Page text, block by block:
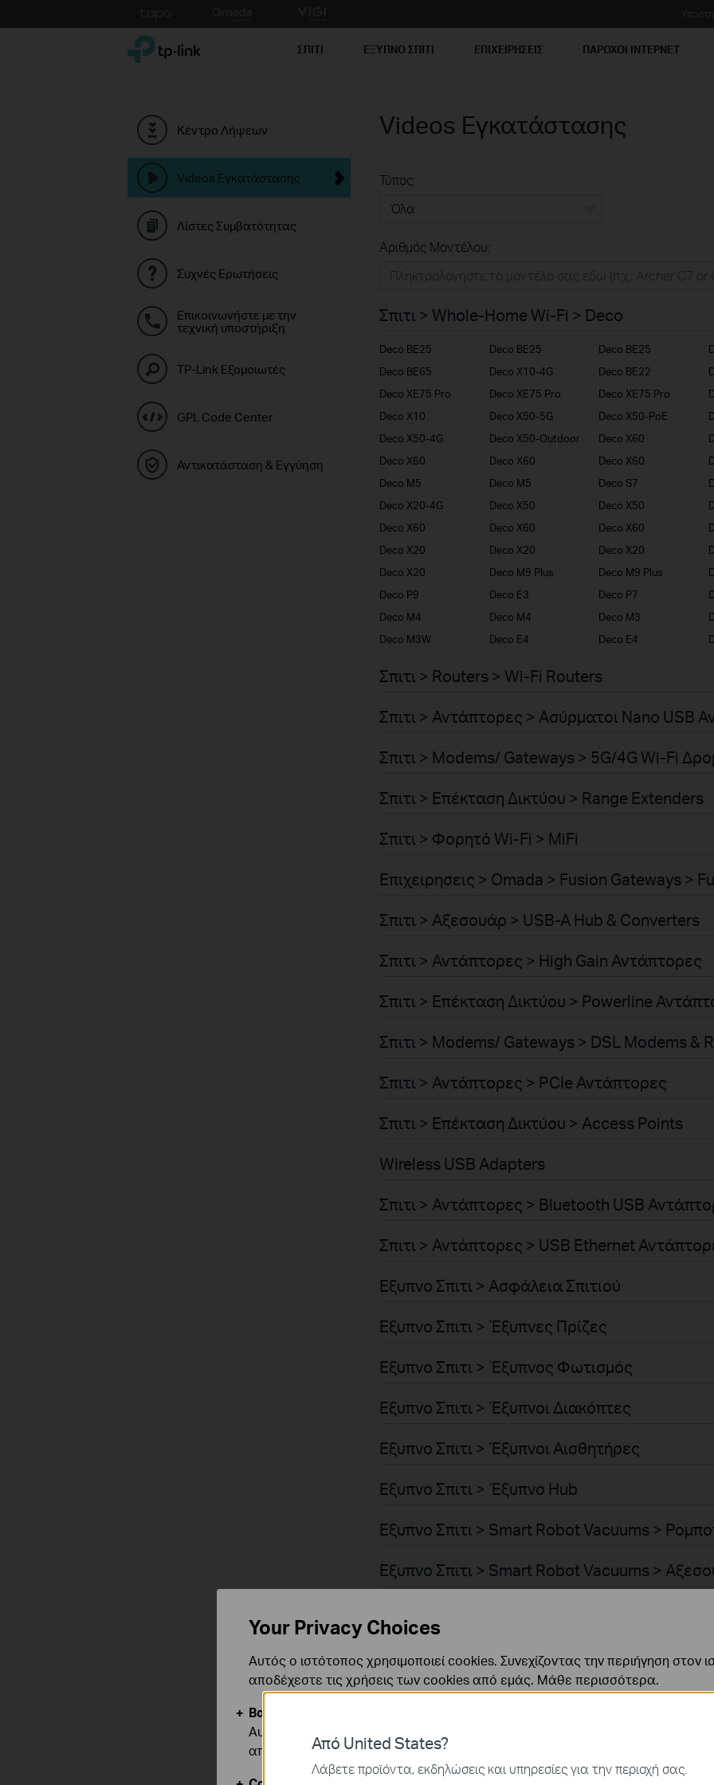
to
TP-Link, Reliably Smart ΣΠΙΤΙ ΕΞΥΠΝΟ ΣΠΙΤΙ ΕΠΙΧΕΙΡΗΣΕΙΣ ΠΑΡΟΧΟΙ ΙΝΤΕΡΝΕΤ
Κέντρο Λήψεων
Videos Εγκατάστασης
Λίστες Συμβατότητας
Συχνές Ερωτήσεις
Επικοινωνήστε με την
τεχνική υποστήριξη
TP-Link Εξομοιωτές
GPL Code Center
Αντικατάσταση & Εγγύηση
Videos Εγκατάστασης
Τύπος:
Επιχειρησεις
Παροχοι Ιντερνετ
Αριθμός Μοντέλου:
Σπιτι > Whole-Home Wi-Fi > Deco
Deco BE25 Deco BE25 Deco BE25
Deco BE65
Deco X10-4G Deco BE22
Deco XE75 Pro
Deco XE75 Pro Deco XE75 Pro
Deco X10
Deco X50-5G Deco X50-PoE
Deco X50-4G
Deco X50-Outdoor Deco X60
Deco X60
Deco X60 Deco X60
Deco M5
Deco M5 Deco S7
Deco X20-4G
Deco X50 Deco X50
Deco X60
Deco X60 Deco X60
Deco X20
Deco X20 Deco X20
Deco X20
Deco M9 Plus Deco M9 Plus
Deco P9
Deco E3 Deco P7
Deco M4
Deco M4 Deco M3
Deco M3W
Deco E4 Deco E4
Σπιτι > Routers > Wi-Fi Routers
Σπιτι > Αντάπτορες > Ασύρματοι Nano USB
Σπιτι > Modems/ Gateways > 5G/4G Wi-Fi
Σπιτι > Επέκταση Δικτύου > Range Extenders
Σπιτι > Φορητό Wi-Fi > MiFi
Επιχειρησεις > Omada > Fusion Gateways >
Σπιτι > Αξεσουάρ > USB-A Hub & Converters
Σπιτι > Αντάπτορες > High Gain Αντάπτορες
Σπιτι > Επέκταση Δικτύου > Powerline
Σπιτι > Modems/ Gateways > DSL Modems &
Σπιτι > Αντάπτορες > PCIe Αντάπτορες
Σπιτι > Επέκταση Δικτύου > Access Points
Wireless USB Adapters
Σπιτι > Αντάπτορες > Bluetooth USB
Σπιτι > Αντάπτορες > USB Ethernet
Εξυπνο Σπιτι > Ασφάλεια Σπιτιού
Εξυπνο Σπιτι > Έξυπνες Πρίζες
Εξυπνο Σπιτι > Έξυπνος Φωτισμός
Εξυπνο Σπιτι > Έξυπνοι Διακόπτες
Εξυπνο Σπιτι > Έξυπνοι Αισθητήρες
Εξυπνο Σπιτι > Έξυπνο Hub
Εξυπνο Σπιτι > Smart Robot Vacuums >
Εξυπνο Σπιτι > Smart Robot Vacuums >
Επιχειρησεις > Omada > WiFi > Wall Plate
Επιχειρησεις > Omada > WiFi > Desktop
Επιχειρησεις > Omada > WiFi > Outdoor
Επιχειρησεις > Omada > WiFi > Wireless Bridge
Από United States?
Λάβετε προϊόντα, εκδηλώσεις και υπηρεσίες για την περιοχή σας.
Your Privacy Choices
Αυτός ο ιστότοπος χρησιμοποιεί cookies. Συνεχίζοντας την περιήγηση στον
αποδέχεστε τις χρήσεις των cookies από εμάς. Μάθε περισσότερα.
Βασικά Cookies
Αυτά τα cookie είναι απαραίτητα για τη λειτουργία του ιστότοπου και δεν
απενεργοποιηθούν στα συστήματά σας.